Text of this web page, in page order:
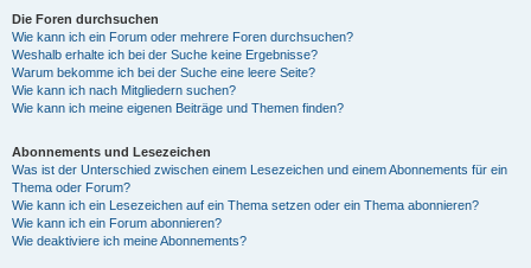
Die Foren durchsuchen
Wie kann ich ein Forum oder mehrere Foren durchsuchen?
Weshalb erhalte ich bei der Suche keine Ergebnisse?
Warum bekomme ich bei der Suche eine leere Seite?
Wie kann ich nach Mitgliedern suchen?
Wie kann ich meine eigenen Beiträge und Themen finden?
Abonnements und Lesezeichen
Was ist der Unterschied zwischen einem Lesezeichen und einem Abonnements für ein
Thema oder Forum?
Wie kann ich ein Lesezeichen auf ein Thema setzen oder ein Thema abonnieren?
Wie kann ich ein Forum abonnieren?
Wie deaktiviere ich meine Abonnements?